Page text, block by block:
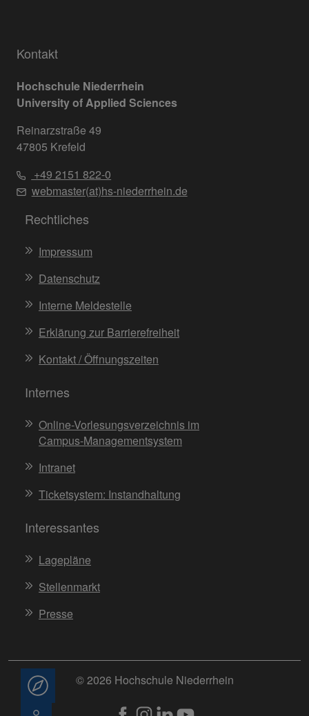
Kontakt
Hochschule Niederrhein
University of Applied Sciences
Reinarzstraße 49
47805 Krefeld
+49 2151 822-0
webmaster(at)hs-niederrhein.de
Rechtliches
Impressum
Datenschutz
Interne Meldestelle
Erklärung zur Barrierefreiheit
Kontakt / Öffnungszeiten
Internes
Online-Vorlesungsverzeichnis im
Campus-Managementsystem
Intranet
Ticketsystem: Instandhaltung
Interessantes
Lagepläne
Stellenmarkt
Presse
© 2026 Hochschule Niederrhein
Beratung